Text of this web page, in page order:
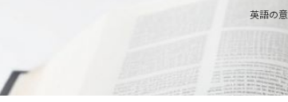
英語の